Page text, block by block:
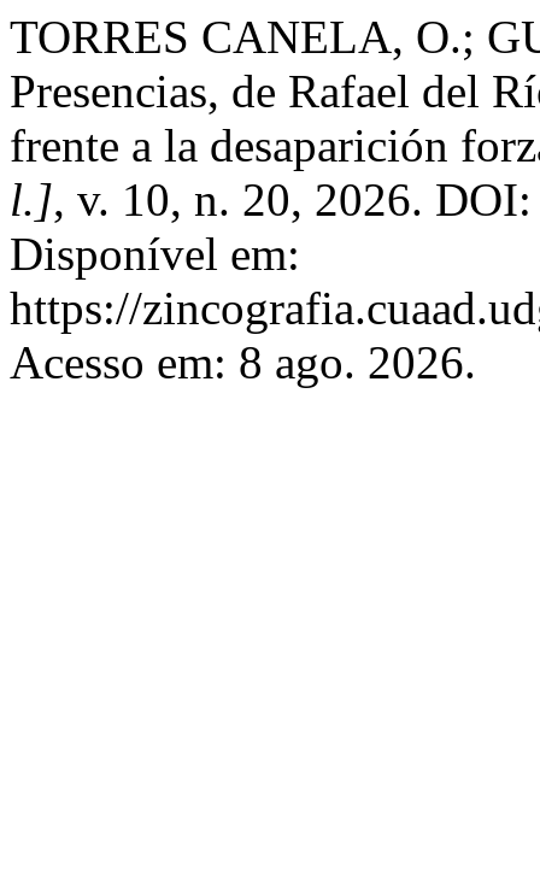
TORRES CANELA, O.;
Presencias, de Rafael del
frente a la desaparición
l.], v. 10, n. 20, 2026.
Disponível em:
https://
Acesso em: 8 ago. 2026.